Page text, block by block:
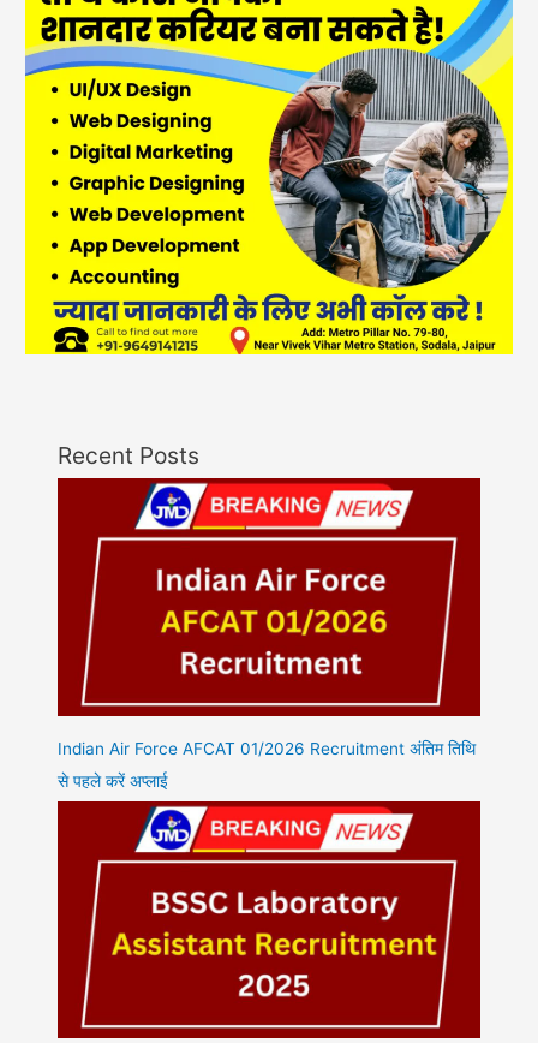
Recent Posts
Indian Air Force AFCAT 01/2026 Recruitment अंतिम तिथि
से पहले करें अप्लाई